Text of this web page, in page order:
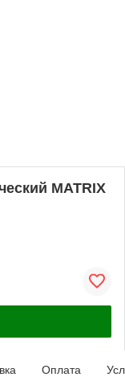
MATRIX
Оплата